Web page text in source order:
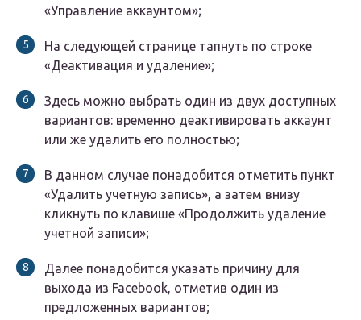
«Управление аккаунтом»;
На следующей странице тапнуть по строке
«Деактивация и удаление»;
Здесь можно выбрать один из двух доступных
вариантов: временно деактивировать аккаунт
или же удалить его полностью;
В данном случае понадобится отметить пункт
«Удалить учетную запись», а затем внизу
кликнуть по клавише «Продолжить удаление
учетной записи»;
Далее понадобится указать причину для
выхода из Facebook, отметив один из
предложенных вариантов;